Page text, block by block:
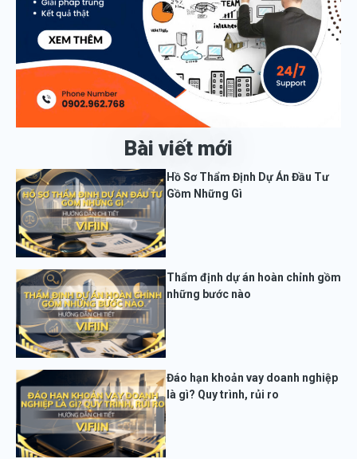
Bài viết mới
Hồ Sơ Thẩm Định Dự Án Đầu Tư
Gồm Những Gì
Thẩm định dự án hoàn chỉnh gồm
những bước nào
Đáo hạn khoản vay doanh nghiệp
là gì? Quy trình, rủi ro